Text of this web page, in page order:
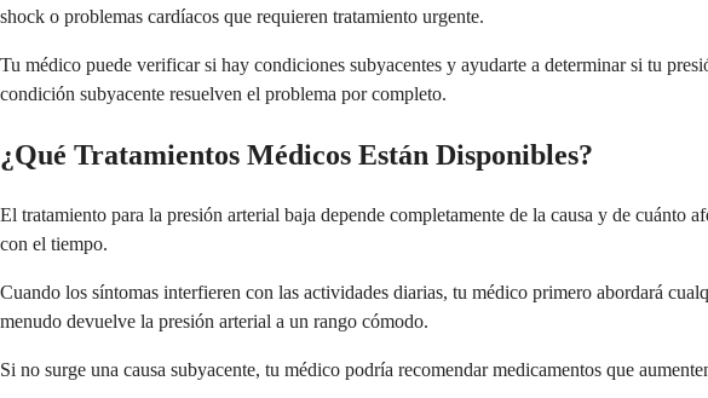
shock o problemas cardíacos que requieren tratamiento urgente.
Tu médico puede verificar si hay condiciones subyacentes y ayudarte a determinar si tu
condición subyacente resuelven el problema por completo.
¿Qué Tratamientos Médicos Están Disponibles?
El tratamiento para la presión arterial baja depende completamente de la causa y de
con el tiempo.
Cuando los síntomas interfieren con las actividades diarias, tu médico primero abordará
menudo devuelve la presión arterial a un rango cómodo.
Si no surge una causa subyacente, tu médico podría recomendar medicamentos que